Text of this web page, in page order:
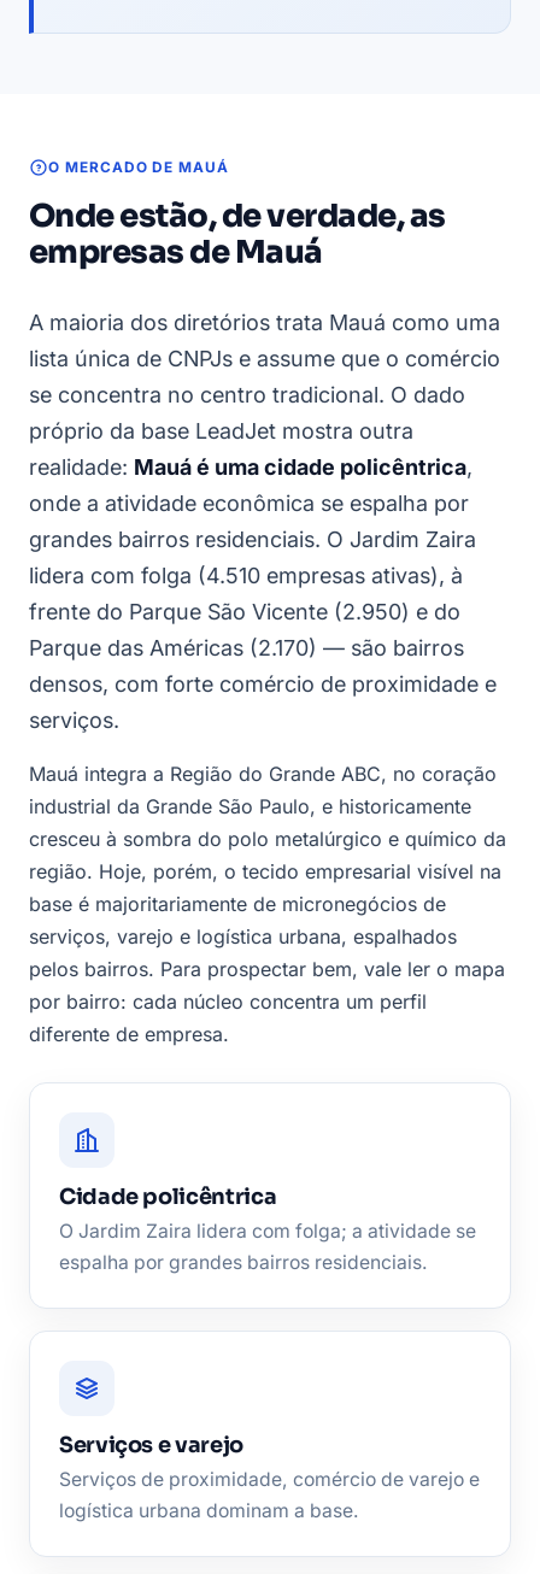
O MERCADO DE MAUÁ
Onde estão, de verdade, as
empresas de Mauá
A maioria dos diretórios trata Mauá como uma
lista única de CNPJs e assume que o comércio
se concentra no centro tradicional. O dado
próprio da base LeadJet mostra outra
realidade: Mauá é uma cidade policêntrica,
onde a atividade econômica se espalha por
grandes bairros residenciais. O Jardim Zaira
lidera com folga (4.510 empresas ativas), à
frente do Parque São Vicente (2.950) e do
Parque das Américas (2.170) — são bairros
densos, com forte comércio de proximidade e
serviços.
Mauá integra a Região do Grande ABC, no coração
industrial da Grande São Paulo, e historicamente
cresceu à sombra do polo metalúrgico e químico da
região. Hoje, porém, o tecido empresarial visível na
base é majoritariamente de micronegócios de
serviços, varejo e logística urbana, espalhados
pelos bairros. Para prospectar bem, vale ler o mapa
por bairro: cada núcleo concentra um perfil
diferente de empresa.
Cidade policêntrica
O Jardim Zaira lidera com folga; a atividade se
espalha por grandes bairros residenciais.
Serviços e varejo
Serviços de proximidade, comércio de varejo e
logística urbana dominam a base.